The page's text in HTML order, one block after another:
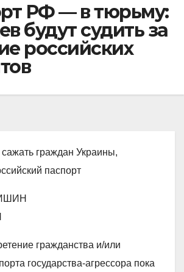
РФ — в тюрьму:
будут судить за
российских
граждан Украины,
паспорт
гражданства и/или
государства-агрессора пока